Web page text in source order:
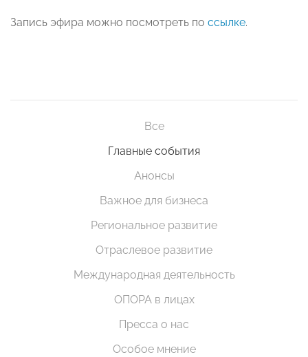
Запись эфира можно посмотреть по ссылке.
Все
Главные события
Анонсы
Важное для бизнеса
Региональное развитие
Отраслевое развитие
Международная деятельность
ОПОРА в лицах
Пресса о нас
Особое мнение